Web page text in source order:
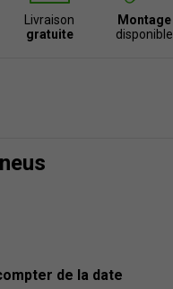
Livraison
gratuite
Montage
disponible
de la date